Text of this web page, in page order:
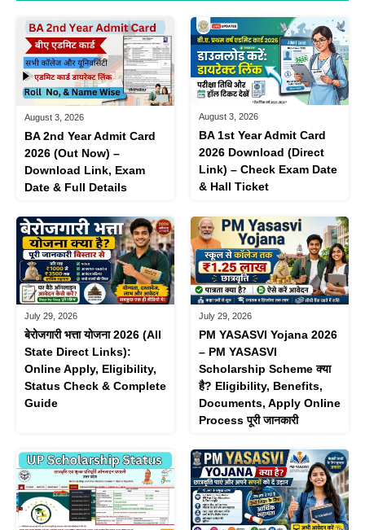
August 3, 2026
BA 2nd Year Admit Card
2026 (Out Now) –
Download Link, Exam
Date & Full Details
August 3, 2026
BA 1st Year Admit Card
2026 Download (Direct
Link) – Check Exam Date
& Hall Ticket
July 29, 2026
बेरोजगारी भत्ता योजना 2026 (All
State Direct Links):
Online Apply, Eligibility,
Status Check & Complete
Guide
July 29, 2026
PM YASASVI Yojana 2026
– PM YASASVI
Scholarship Scheme क्या
है? Eligibility, Benefits,
Documents, Apply Online
Process पूरी जानकारी